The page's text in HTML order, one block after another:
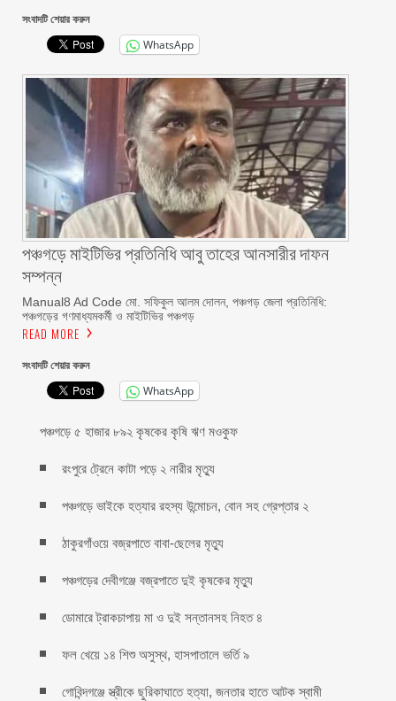
সংবাদটি শেয়ার করুন
WhatsApp
পঞ্চগড়ে মাইটিভির প্রতিনিধি আবু তাহের আনসারীর দাফন
সম্পন্ন
Manual8 Ad Code মো. সফিকুল আলম দোলন, পঞ্চগড় জেলা প্রতিনিধি:
পঞ্চগড়ের গণমাধ্যমকর্মী ও মাইটিভির পঞ্চগড়
READ MORE
সংবাদটি শেয়ার করুন
WhatsApp
পঞ্চগড়ে ৫ হাজার ৮৯২ কৃষকের কৃষি ঋণ মওকুফ
রংপুরে ট্রেনে কাটা পড়ে ২ নারীর মৃত্যু
পঞ্চগড়ে ভাইকে হত্যার রহস্য উন্মোচন, বোন সহ গ্রেপ্তার ২
ঠাকুরগাঁওয়ে বজ্রপাতে বাবা-ছেলের মৃত্যু
পঞ্চগড়ের দেবীগঞ্জে বজ্রপাতে দুই কৃষকের মৃত্যু
ডোমারে ট্রাকচাপায় মা ও দুই সন্তানসহ নিহত ৪
ফল খেয়ে ১৪ শিশু অসুস্থ, হাসপাতালে ভর্তি ৯
গোবিন্দগঞ্জে স্ত্রীকে ছুরিকাঘাতে হত্যা, জনতার হাতে আটক স্বামী